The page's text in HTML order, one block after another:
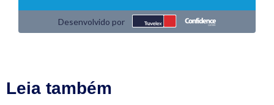
Leia também